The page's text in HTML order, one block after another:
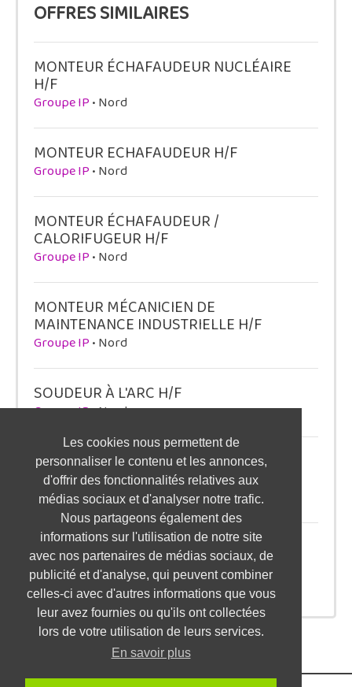
Les cookies nous permettent de
personnaliser le contenu et les annonces,
d'offrir des fonctionnalités relatives aux
médias sociaux et d'analyser notre trafic.
Nous partageons également des
informations sur l'utilisation de notre site
avec nos partenaires de médias sociaux, de
publicité et d'analyse, qui peuvent combiner
celles-ci avec d'autres informations que vous
leur avez fournies ou qu'ils ont collectées
lors de votre utilisation de leurs services.
En savoir plus
OFFRES SIMILAIRES
MONTEUR ÉCHAFAUDEUR NUCLÉAIRE
H/F
Groupe IP• Nord
MONTEUR ECHAFAUDEUR H/F
Groupe IP• Nord
MONTEUR ÉCHAFAUDEUR /
CALORIFUGEUR H/F
Groupe IP• Nord
MONTEUR MÉCANICIEN DE
MAINTENANCE INDUSTRIELLE H/F
Groupe IP• Nord
SOUDEUR À L'ARC H/F
Groupe IP• Nord
ALTERNANCE ASSISTANT(E) RH EN
ALTERNANCE - SAINT-SAUVEUR H/F
ISCOD• Isère
ALTERNANCE ASSISTANT(E) RH -
SEPTEMBRE 2026 - BIGANOS H/F
ISCOD• Gironde